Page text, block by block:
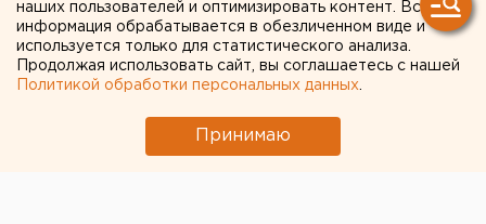
наших пользователей и оптимизировать контент. Вся
информация обрабатывается в обезличенном виде и
используется только для статистического анализа.
Продолжая использовать сайт, вы соглашаетесь с нашей
Политикой обработки персональных данных
Принимаю